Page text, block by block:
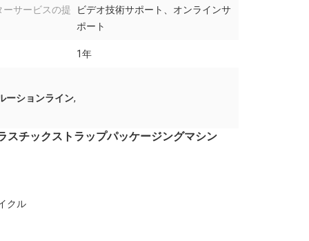
ーサービスの提
ビデオ技術サポート、オンラインサ
ポート
1年
ーションライン,
スチックストラップパッケージングマシン
クル